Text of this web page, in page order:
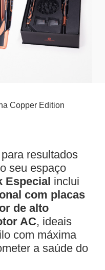
Copper Edition
resultados
seu espaço
Especial inclui
com placas
de alto
AC, ideais
com máxima
a saúde do